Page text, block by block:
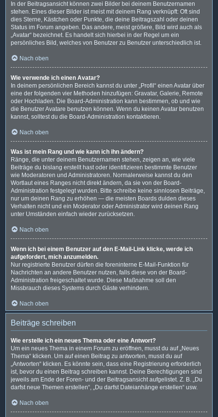
In der Beitragsansicht können zwei Bilder bei deinem Benutzernamen
stehen. Eines dieser Bilder ist meist mit deinem Rang verknüpft: Oft sind
dies Sterne, Kästchen oder Punkte, die deine Beitragszahl oder deinen
Status im Forum angeben. Das andere, meist größere, Bild wird auch als
„Avatar“ bezeichnet. Es handelt sich hierbei in der Regel um ein
persönliches Bild, welches von Benutzer zu Benutzer unterschiedlich ist.
Nach oben
Wie verwende ich einen Avatar?
In deinem persönlichen Bereich kannst du unter „Profil“ einen Avatar über
eine der folgenden vier Methoden hinzufügen: Gravatar, Galerie, Remote
oder Hochladen. Die Board-Administration kann bestimmen, ob und wie
die Benutzer Avatare benutzen können. Wenn du keinen Avatar benutzen
kannst, solltest du die Board-Administration kontaktieren.
Nach oben
Was ist mein Rang und wie kann ich ihn ändern?
Ränge, die unter deinem Benutzernamen stehen, zeigen an, wie viele
Beiträge du bislang erstellt hast oder identifizieren bestimmte Benutzer
wie Moderatoren und Administratoren. Normalerweise kannst du den
Wortlaut eines Ranges nicht direkt ändern, da sie von der Board-
Administration festgelegt wurden. Bitte schreibe keine sinnlosen Beiträge,
nur um deinen Rang zu erhöhen — die meisten Boards dulden dieses
Verhalten nicht und ein Moderator oder Administrator wird deinen Rang
unter Umständen einfach wieder zurücksetzen.
Nach oben
Wenn ich bei einem Benutzer auf den E-Mail-Link klicke, werde ich
aufgefordert, mich anzumelden.
Nur registrierte Benutzer dürfen die foreninterne E-Mail-Funktion für
Nachrichten an andere Benutzer nutzen, falls diese von der Board-
Administration freigeschaltet wurde. Diese Maßnahme soll den
Missbrauch dieses Systems durch Gäste verhindern.
Nach oben
Beiträge schreiben
Wie erstelle ich ein neues Thema oder eine Antwort?
Um ein neues Thema in einem Forum zu eröffnen, musst du auf „Neues
Thema“ klicken. Um auf einen Beitrag zu antworten, musst du auf
„Antworten“ klicken. Es könnte sein, dass eine Registrierung erforderlich
ist, bevor du einen Beitrag schreiben kannst. Deine Berechtigungen sind
jeweils am Ende der Foren- und der Beitragsansicht aufgelistet. Z. B. „Du
darfst neue Themen erstellen“, „Du darfst Dateianhänge erstellen“ usw.
Nach oben